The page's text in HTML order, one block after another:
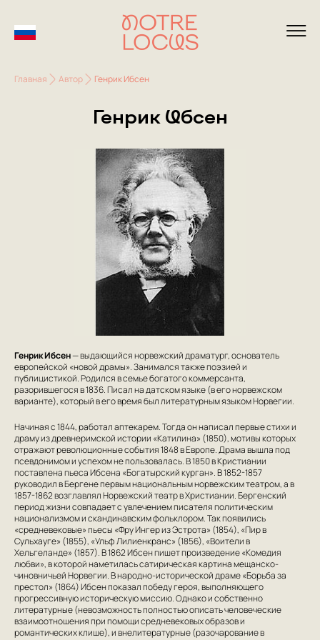
Главная Автор Генрик Ибсен
Генрик Ибсен
Генрик Ибсен— выдающийся норвежский драматург, основатель
европейской «новой драмы». Занимался также поэзией и
публицистикой. Родился в семье богатого коммерсанта,
разорившегося в 1836. Писал на датском языке (в его норвежском
варианте), который в его время был литературным языком Норвегии.
Начиная с 1844, работал аптекарем. Тогда он написал первые стихи и
драму из древнеримской истории «Катилина» (1850), мотивы которых
отражают революционные события 1848 в Европе. Драма вышла под
псевдонимом и успехом не пользовалась. В 1850 в Кристиании
поставлена пьеса Ибсена «Богатырский курган». В 1852-1857
руководил в Бергене первым национальным норвежским театром, а в
1857-1862 возглавлял Норвежский театр в Христиании. Бергенский
период жизни совпадает с увлечением писателя политическим
национализмом и скандинавским фольклором. Так появились
«средневековые» пьесы «Фру Ингер из Эстрота» (1854), «Пир в
Сульхауге» (1855), «Ульф Лилиенкранс» (1856), «Воители в
Хельгеланде» (1857). В 1862 Ибсен пишет произведение «Комедия
любви», в которой наметилась сатирическая картина мещанско-
чиновничьей Норвегии. В народно-исторической драме «Борьба за
престол» (1864) Ибсен показал победу героя, выполняющего
прогрессивную историческую миссию. Однако и собственно
литературные (невозможность полностью описать человеческие
взаимоотношения при помощи средневековых образов и
романтических клише), и внелитературные (разочарование в